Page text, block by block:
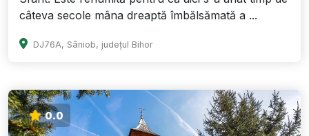
câteva secole mâna dreaptă îmbălsămată a ...
DJ76A, Sâniob, județul Bihor
0.0